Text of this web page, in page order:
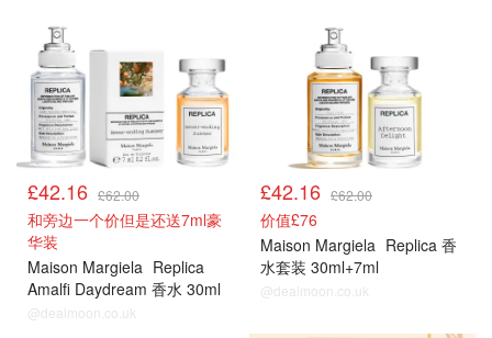
£42.16 £62.00
和旁边一个价但是还送7ml豪
华装
Maison Margiela Replica
Amalfi Daydream 香水 30ml
@dealmoon.co.uk
£42.16 £62.00
价值£76
Maison Margiela Replica 香
水套装 30ml+7ml
@dealmoon.co.uk